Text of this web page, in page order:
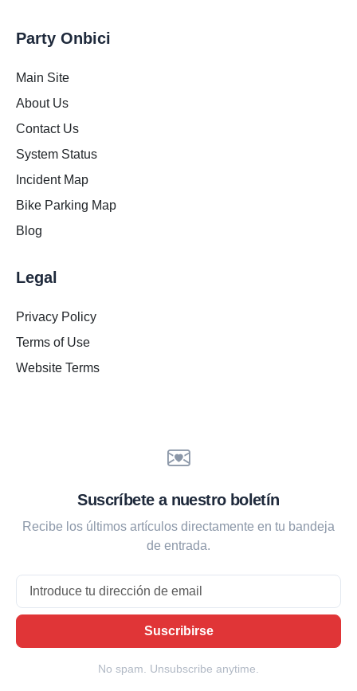
Party Onbici
Main Site
About Us
Contact Us
System Status
Incident Map
Bike Parking Map
Blog
Legal
Privacy Policy
Terms of Use
Website Terms
Suscríbete a nuestro boletín
Recibe los últimos artículos directamente en tu bandeja
de entrada.
Email
Suscribirse
No spam. Unsubscribe anytime.